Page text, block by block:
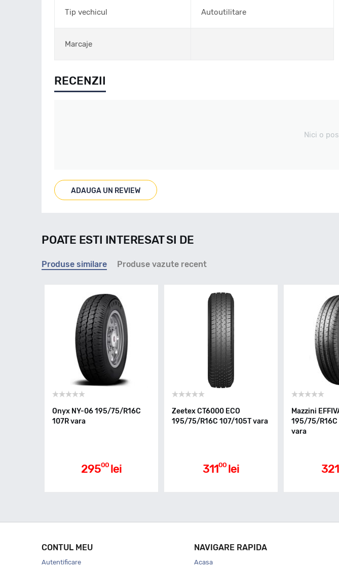
Tip vechicul Autoutilitare
Marcaje
RECENZII
Nici o
ADAUGA UN REVIEW
POATE ESTI INTERESAT SI DE
Produse similare Produse vazute recent
Onyx NY-06 195/75/R16C
107R vara
29500 lei
Zeetex CT6000 ECO
195/75/R16C 107/105T vara
31100 lei
Mazzini
195/75/R16C
vara
321
CONTUL MEU
Autentificare
NAVIGARE RAPIDA
Acasa